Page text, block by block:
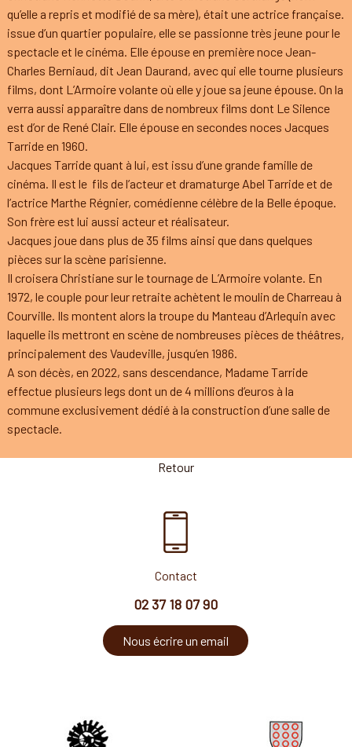
qu’elle a repris et modifié de sa mère), était une actrice française.
issue d’un quartier populaire, elle se passionne très jeune pour le
spectacle et le cinéma. Elle épouse en première noce Jean-
Charles Berniaud, dit Jean Daurand, avec qui elle tourne plusieurs
films, dont L’Armoire volante où elle y joue sa jeune épouse. On la
verra aussi apparaître dans de nombreux films dont Le Silence
est d’or de René Clair. Elle épouse en secondes noces Jacques
Tarride en 1960.
Jacques Tarride quant à lui, est issu d’une grande famille de
cinéma. Il est le fils de l’acteur et dramaturge Abel Tarride et de
l’actrice Marthe Régnier, comédienne célèbre de la Belle époque.
Son frère est lui aussi acteur et réalisateur.
Jacques joue dans plus de 35 films ainsi que dans quelques
pièces sur la scène parisienne.
Il croisera Christiane sur le tournage de L’Armoire volante. En
1972, le couple pour leur retraite achètent le moulin de Charreau à
Courville. Ils montent alors la troupe du Manteau d’Arlequin avec
laquelle ils mettront en scène de nombreuses pièces de théâtres,
principalement des Vaudeville, jusqu’en 1986.
A son décès, en 2022, sans descendance, Madame Tarride
effectue plusieurs legs dont un de 4 millions d’euros à la
commune exclusivement dédié à la construction d’une salle de
spectacle.
Retour
Contact
02 37 18 07 90
Nous écrire un email